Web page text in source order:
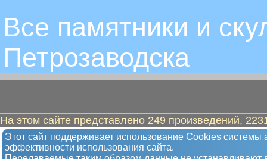
Все памятники и
Петрозаводскa
На этом сайте представлено 249 произведений,
Этот сайт поддерживает использование Сookies системы
эффективности использования сайта.
Вырубленное дерево